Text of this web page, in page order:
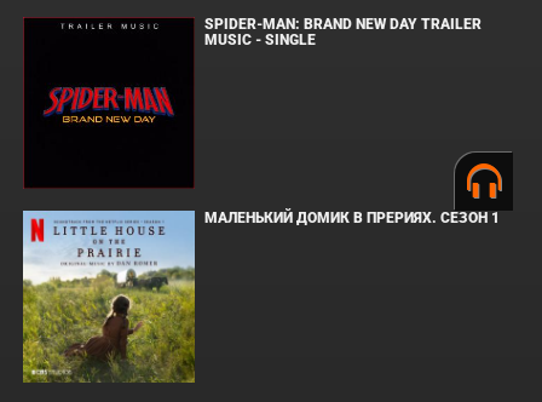
SPIDER-MAN: BRAND NEW DAY TRAILER
MUSIC - SINGLE
МАЛЕНЬКИЙ ДОМИК В ПРЕРИЯХ. СЕЗОН 1